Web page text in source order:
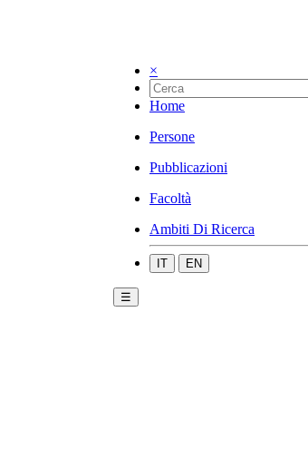
×
Home
Persone
Pubblicazioni
Facoltà
Ambiti Di Ricerca
IT EN
☰